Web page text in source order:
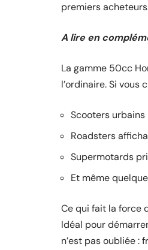
premiers
A lire en
La gamme 50cc
l’ordinaire. Si
Scooters
Roadsters
Supermotards
Et même
Ce qui fait la force
Idéal pour
n’est pas oubliée